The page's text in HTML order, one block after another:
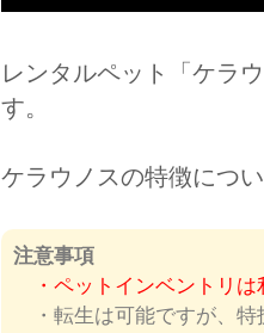
レンタルペット「ケラ
す。
ケラウノスの特徴につ
注意事項
・ペットインベントリ
・転生は可能ですが、特